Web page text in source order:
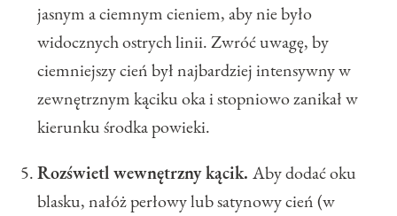
jasnym a ciemnym cieniem, aby nie było
widocznych ostrych linii. Zwróć uwagę, by
ciemniejszy cień był najbardziej intensywny w
zewnętrznym kąciku oka i stopniowo zanikał w
kierunku środka powieki.
Rozświetl wewnętrzny kącik. Aby dodać oku
blasku, nałóż perłowy lub satynowy cień (w